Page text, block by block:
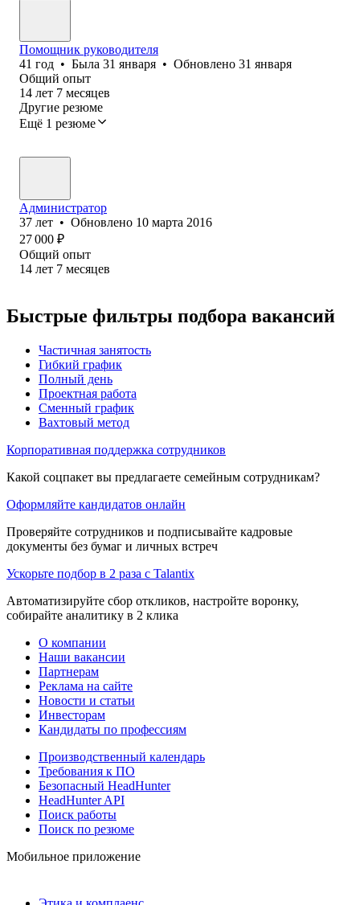
Помощник руководителя
41 год • Была 31 января • Обновлено 31 января
Общий опыт
14 лет 7 месяцев
Другие резюме
Ещё 1 резюме
Администратор
37 лет • Обновлено 10 марта 2016
27 000 ₽
Общий опыт
14 лет 7 месяцев
Быстрые фильтры подбора вакансий
Частичная занятость
Гибкий график
Полный день
Проектная работа
Сменный график
Вахтовый метод
Корпоративная поддержка сотрудников
Какой соцпакет вы предлагаете семейным сотрудникам?
Оформляйте кандидатов онлайн
Проверяйте сотрудников и подписывайте кадровые
документы без бумаг и личных встреч
Ускорьте подбор в 2 раза с Talantix
Автоматизируйте сбор откликов, настройте воронку,
собирайте аналитику в 2 клика
О компании
Наши вакансии
Партнерам
Реклама на сайте
Новости и статьи
Инвесторам
Кандидаты по профессиям
Производственный календарь
Требования к ПО
Безопасный HeadHunter
HeadHunter API
Поиск работы
Поиск по резюме
Мобильное приложение